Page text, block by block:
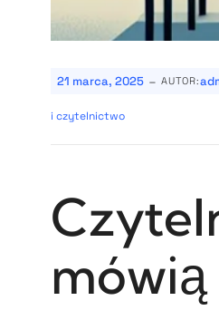
21 marca, 2025 - AUTOR:
i czytelnictwo